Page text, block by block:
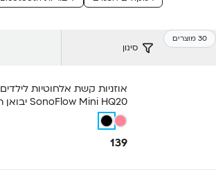
סינון
30 מוצרים
SonoFlow Mini HQ20 יבואן רשמי
139